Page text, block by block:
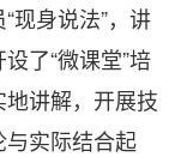
现身说法”，讲
了“微课堂”培
讲解，开展技
实际结合起